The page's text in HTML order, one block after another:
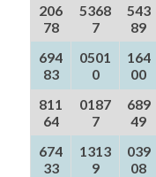
206
78
5368
7
543
89
694
83
0501
0
164
00
811
64
0187
7
689
49
674
33
1313
9
039
08